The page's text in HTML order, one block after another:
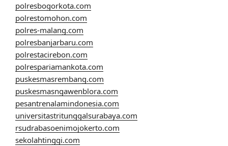
polresbogorkota.com
polrestomohon.com
polres-malang.com
polresbanjarbaru.com
polrestacirebon.com
polrespariamankota.com
puskesmasrembang.com
puskesmasngawenblora.com
pesantrenalamindonesia.com
universitastritunggalsurabaya.com
rsudrabasoenimojokerto.com
sekolahtinggi.com